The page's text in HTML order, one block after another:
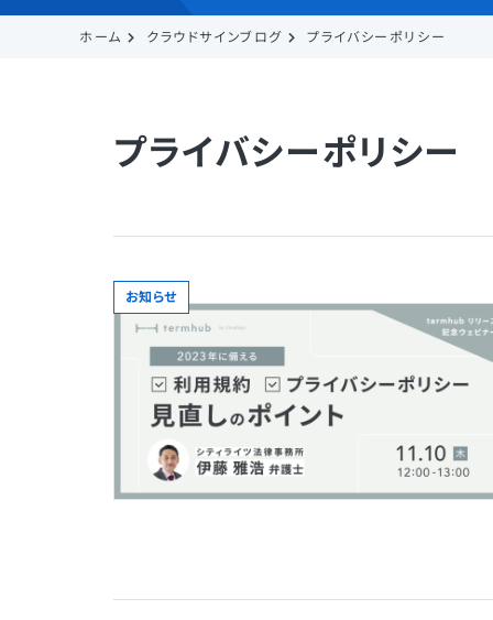
ホーム クラウドサインブログ プライバシーポリシー
プライバシーポリシ
お知らせ